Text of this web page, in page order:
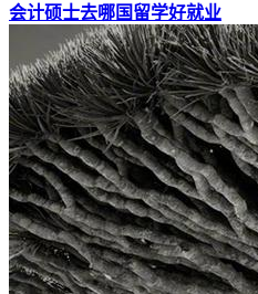
会计硕士去哪国留学好就业